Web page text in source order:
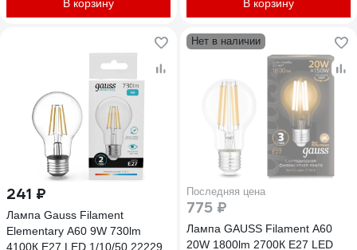
В корзину В корзину
241 ₽
Лампа Gauss Filament
Elementary А60 9W 730lm
4100К Е27 LED 1/10/50 22229
Нет в наличии
Последняя цена
775 ₽
Лампа GAUSS Filament А60
20W 1800lm 2700К Е27 LED